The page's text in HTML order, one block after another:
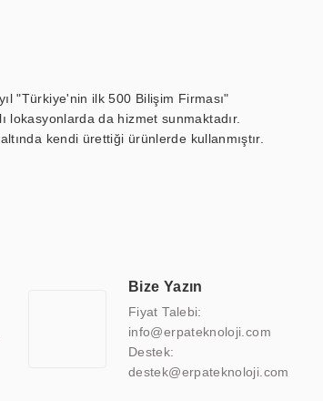
"Türkiye'nin ilk 500 Bilişim Firması"
lokasyonlarda da hizmet sunmaktadır.
kendi ürettiği ürünlerde kullanmıştır.
etmektedir. Kaliteli ekipmanı, uzman kadroları,
Bize Yazın
Fiyat Talebi:
info@erpateknoloji.com
Destek:
destek@erpateknoloji.com